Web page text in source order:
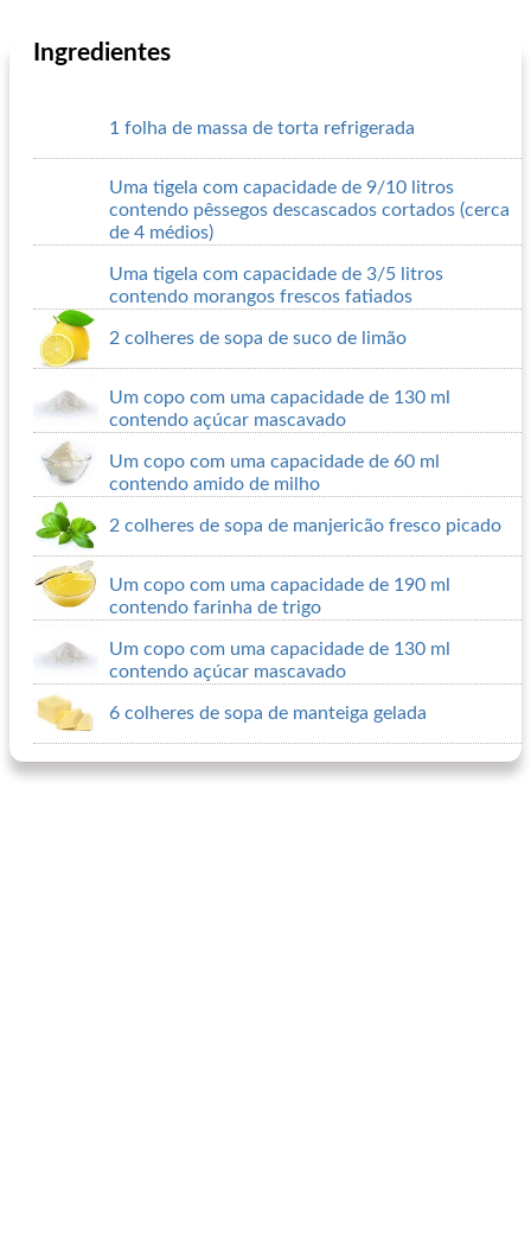
Ingredientes
1 folha de massa de torta refrigerada
Uma tigela com capacidade de 9/10 litros
contendo pêssegos descascados cortados (cerca
de 4 médios)
Uma tigela com capacidade de 3/5 litros
contendo morangos frescos fatiados
2 colheres de sopa de suco de limão
Um copo com uma capacidade de 130 ml
contendo açúcar mascavado
Um copo com uma capacidade de 60 ml
contendo amido de milho
2 colheres de sopa de manjericão fresco picado
Um copo com uma capacidade de 190 ml
contendo farinha de trigo
Um copo com uma capacidade de 130 ml
contendo açúcar mascavado
6 colheres de sopa de manteiga gelada